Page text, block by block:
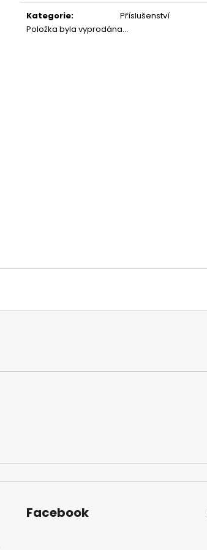
cena:
Kategorie:
Příslušenství
Položka byla vyprodána…
Facebook